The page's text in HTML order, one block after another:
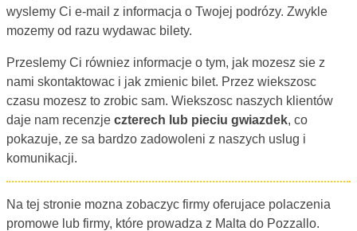
wyslemy Ci e-mail z informacja o Twojej podrózy. Zwykle
mozemy od razu wydawac bilety.
Przeslemy Ci równiez informacje o tym, jak mozesz sie z
nami skontaktowac i jak zmienic bilet. Przez wiekszosc
czasu mozesz to zrobic sam. Wiekszosc naszych klientów
daje nam recenzje czterech lub pieciu gwiazdek, co
pokazuje, ze sa bardzo zadowoleni z naszych uslug i
komunikacji.
Na tej stronie mozna zobaczyc firmy oferujace polaczenia
promowe lub firmy, które prowadza z Malta do Pozzallo.